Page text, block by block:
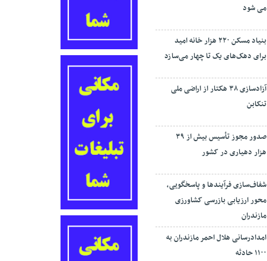
می شود
بنیاد مسکن ۲۲۰ هزار خانه امید
برای دهک‌های یک تا چهار می‌سازد
آزادسازی ۳۸ هکتار از اراضی ملی
تنکابن
صدور مجوز تأسیس بیش از ۳۹
هزار دهیاری در کشور
شفاف‌سازی فرآیند‌ها و پاسخگویی،
محور ارزیابی بازرسی کشاورزی
مازندران
امدادرسانی هلال احمر مازندران به
۱۱۰۰ حادثه